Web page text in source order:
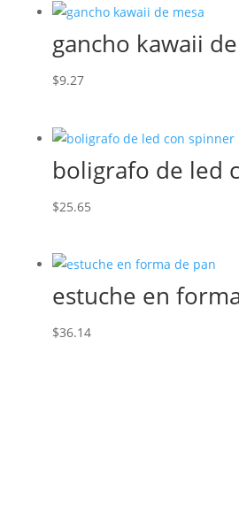
gancho kawaii
$9.27
boligrafo de led
$25.65
estuche en
$36.14